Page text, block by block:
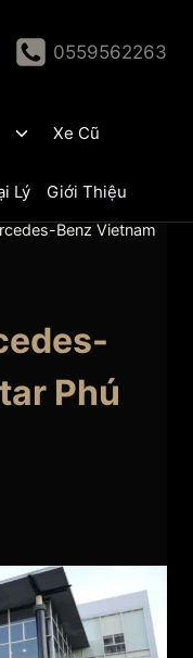
0559562263
ToggleXe Cũ
Lý Giới Thiệu
Benz Vietnam
Phú